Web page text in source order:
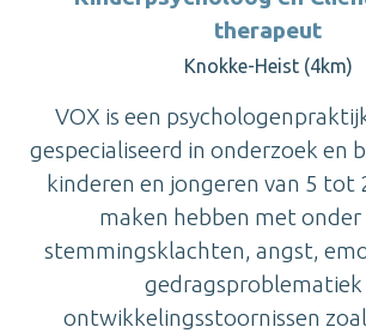
therapeut
Knokke-Heist (4km)
VOX is een
gespecialiseerd in onderzoek en
kinderen en jongeren van 5 tot
maken hebben met onder
stemmingsklachten, angst,
gedragsproblematiek
ontwikkelingsstoornissen